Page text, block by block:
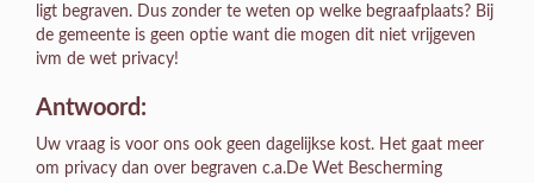
ligt begraven. Dus zonder te weten op welke begraafplaats? Bij
de gemeente is geen optie want die mogen dit niet vrijgeven
ivm de wet privacy!
Antwoord:
Uw vraag is voor ons ook geen dagelijkse kost. Het gaat meer
om privacy dan over begraven c.a.De Wet Bescherming